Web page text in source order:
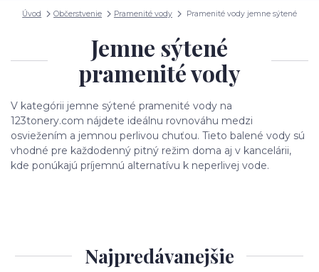
Úvod Občerstvenie Pramenité vody Pramenité vody jemne sýtené
Jemne sýtené
pramenité vody
V kategórii jemne sýtené pramenité vody na
123tonery.com nájdete ideálnu rovnováhu medzi
osviežením a jemnou perlivou chuťou. Tieto balené vody sú
vhodné pre každodenný pitný režim doma aj v kancelárii,
kde ponúkajú príjemnú alternatívu k neperlivej vode.
Najpredávanejšie